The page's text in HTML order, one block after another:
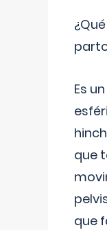
Es
que
que